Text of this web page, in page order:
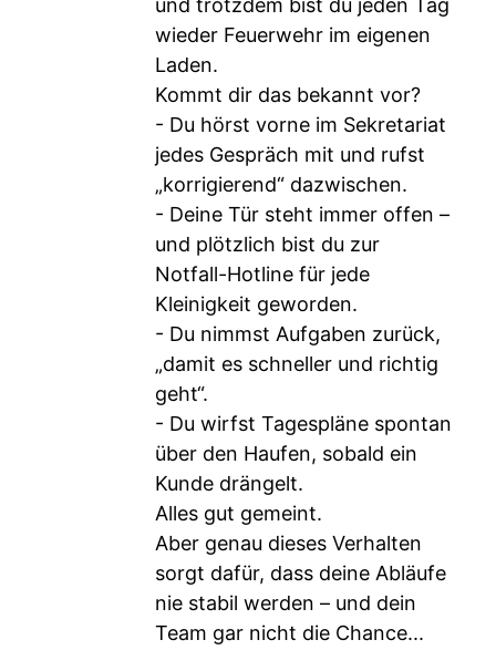
und trotzdem bist du jeden Tag
wieder Feuerwehr im eigenen
Laden.
Kommt dir das bekannt vor?
- Du hörst vorne im Sekretariat
jedes Gespräch mit und rufst
„korrigierend“ dazwischen.
- Deine Tür steht immer offen –
und plötzlich bist du zur
Notfall-Hotline für jede
Kleinigkeit geworden.
- Du nimmst Aufgaben zurück,
„damit es schneller und richtig
geht“.
- Du wirfst Tagespläne spontan
über den Haufen, sobald ein
Kunde drängelt.
Alles gut gemeint.
Aber genau dieses Verhalten
sorgt dafür, dass deine Abläufe
nie stabil werden – und dein
Team gar nicht die Chance...